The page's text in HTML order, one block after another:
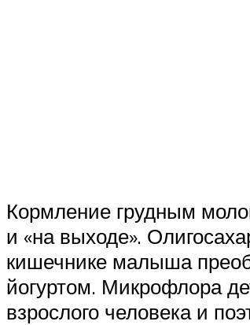
Кормление грудным
и «на выходе».
кишечнике малыша
йогуртом. Микрофлора
взрослого человека и